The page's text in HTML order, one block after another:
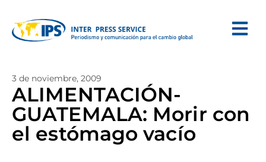
3 de noviembre, 2009
ALIMENTACIÓN-
GUATEMALA: Morir con
el estómago vacío